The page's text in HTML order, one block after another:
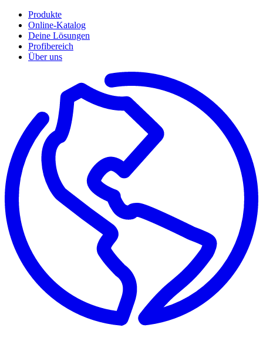
Produkte
Online-Katalog
Deine Lösungen
Profibereich
Über uns